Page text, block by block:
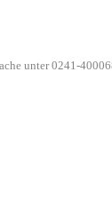
unter 0241-